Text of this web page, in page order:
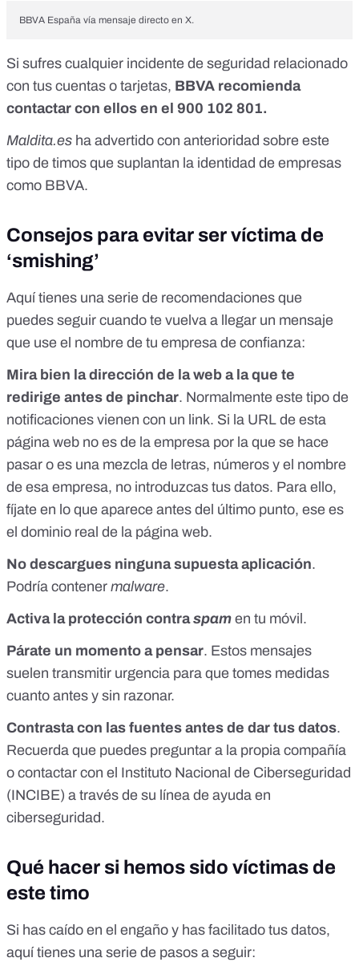
BBVA España vía mensaje directo en X.
Si sufres cualquier incidente de seguridad relacionado
con tus cuentas o tarjetas, BBVA recomienda
contactar con ellos en el 900 102 801.
Maldita.es ha advertido con anterioridad sobre este
tipo de timos que suplantan la identidad de empresas
como BBVA.
Consejos para evitar ser víctima de
‘smishing’
Aquí tienes una serie de recomendaciones que
puedes seguir cuando te vuelva a llegar un mensaje
que use el nombre de tu empresa de confianza:
Mira bien la dirección de la web a la que te
redirige antes de pinchar. Normalmente este tipo de
notificaciones vienen con un link. Si la URL de esta
página web no es de la empresa por la que se hace
pasar o es una mezcla de letras, números y el nombre
de esa empresa, no introduzcas tus datos. Para ello,
fíjate en lo que aparece antes del último punto, ese es
el dominio real de la página web.
No descargues ninguna supuesta aplicación.
Podría contener malware.
Activa la protección contraspam en tu móvil.
Párate un momento a pensar. Estos mensajes
suelen transmitir urgencia para que tomes medidas
cuanto antes y sin razonar.
Contrasta con las fuentes antes de dar tus datos.
Recuerda que puedes preguntar a la propia compañía
o contactar con el Instituto Nacional de Ciberseguridad
(INCIBE) a través de su línea de ayuda en
ciberseguridad.
Qué hacer si hemos sido víctimas de
este timo
Si has caído en el engaño y has facilitado tus datos,
aquí tienes una serie de pasos a seguir: